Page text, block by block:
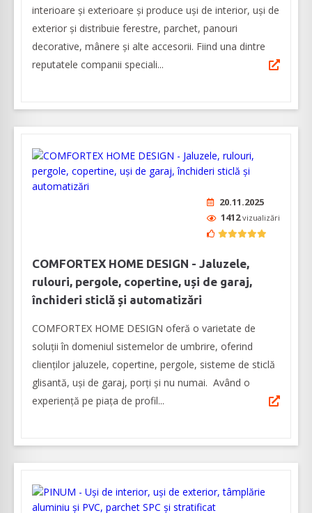
interioare şi exterioare şi produce uși de interior, uși de
exterior și distribuie ferestre, parchet, panouri
decorative, mânere și alte accesorii. Fiind una dintre
reputatele companii speciali...
20.11.2025
1412vizualizări
COMFORTEX HOME DESIGN - Jaluzele,
rulouri, pergole, copertine, uși de garaj,
închideri sticlă și automatizări
COMFORTEX HOME DESIGN oferă o varietate de
soluții în domeniul sistemelor de umbrire, oferind
clienților jaluzele, copertine, pergole, sisteme de sticlă
glisantă, uși de garaj, porți și nu numai. Având o
experiență pe piața de profil...